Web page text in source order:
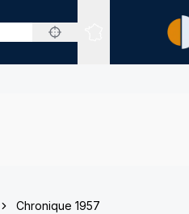
Sites expertisés
Chronique 1957